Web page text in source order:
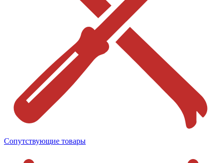
Сопутствующие товары